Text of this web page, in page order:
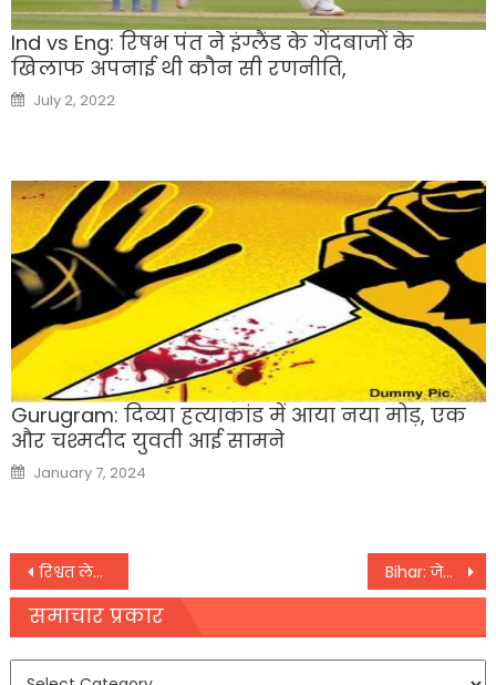
Ind vs Eng: रिषभ पंत ने इंग्लैंड के गेंदबाजों के
खिलाफ अपनाई थी कौन सी रणनीति,
Posted
on
July 2, 2022
Gurugram: दिव्या हत्याकांड में आया नया मोड़, एक
और चश्मदीद युवती आई सामने
Posted
on
January 7, 2024
Post
navigation
रिश्वत लेकर सदन में मतदान करने वाले MP या MLA अब नपेंगे? Bihar: जेपी नड्डा ने मंच से उठाया दरभंगा एम्स का मुद्दा नीतीश सरकार पर जमकर बोला हमला
समाचार प्रकार
समाचार